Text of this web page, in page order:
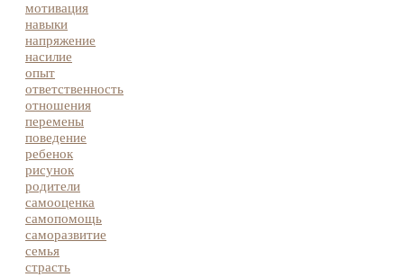
мотивация
навыки
напряжение
насилие
опыт
ответственность
отношения
перемены
поведение
ребенок
рисунок
родители
самооценка
самопомощь
саморазвитие
семья
страсть